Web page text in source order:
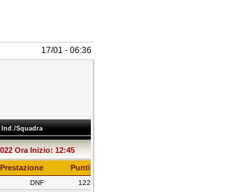
17/01 - 06:36
Ind./Squadra
Ora Inizio: 12:45
Prestazione Punti
DNF
122